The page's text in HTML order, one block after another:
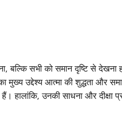
बल्कि सभी को समान दृष्टि से देखना
मुख्य उद्देश्य आत्मा की शुद्धता और
हालांकि, उनकी साधना और दीक्षा